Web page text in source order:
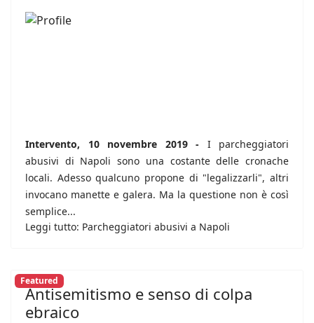
Intervento, 10 novembre 2019 - I parcheggiatori
abusivi di Napoli sono una costante delle cronache
locali. Adesso qualcuno propone di "legalizzarli", altri
invocano manette e galera. Ma la questione non è così
semplice...
Leggi tutto: Parcheggiatori abusivi a Napoli
Featured
Antisemitismo e senso di colpa
ebraico